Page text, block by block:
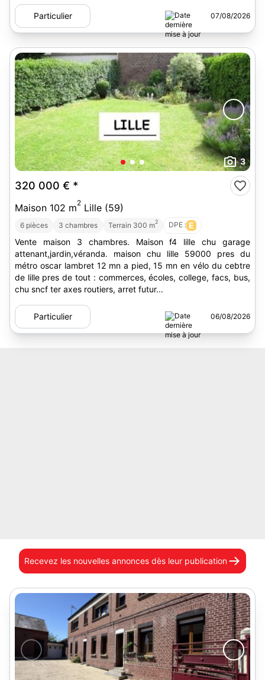
Particulier 07/08/2026
3
320 000 € *
Maison 102 m2 Lille (59)
6 pièces 3 chambres Terrain 300 m2 DPE : E
Vente maison 3 chambres. Maison f4 lille chu garage
attenant,jardin,véranda. maison chu lille 59000 pres du
métro oscar lambret 12 mn a pied, 15 mn en vélo du cebtre
de lille pres de tout : commerces, écoles, college, facs, bus,
chu sncf ter axes routiers, arret futur...
Particulier 06/08/2026
Recevez les nouvelles annonces dès leur publication